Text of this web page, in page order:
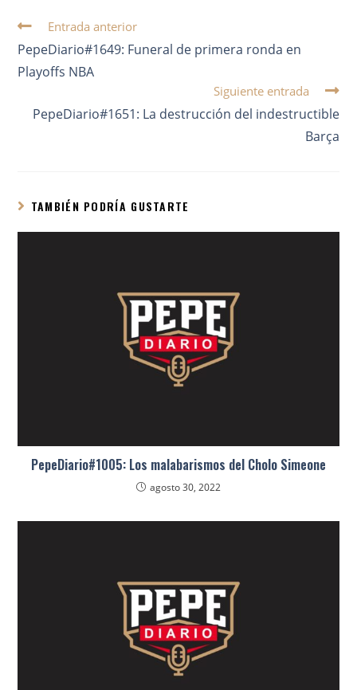
Entrada anterior
PepeDiario#1649: Funeral de primera ronda en
Playoffs NBA
Siguiente entrada
PepeDiario#1651: La destrucción del indestructible
Barça
TAMBIÉN PODRÍA GUSTARTE
PepeDiario#1005: Los malabarismos del Cholo Simeone
agosto 30, 2022